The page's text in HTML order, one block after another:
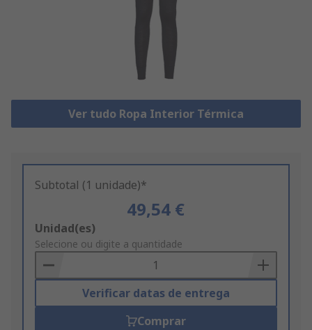
Ver tudo Ropa Interior Térmica
Subtotal (1 unidade)*
49,54 €
Add
to
Basket
Unidad(es)
Selecione ou digite a quantidade
Verificar datas de entrega
Comprar